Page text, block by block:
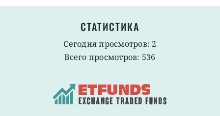
СТАТИСТИКА
Сегодня просмотров: 2
Всего просмотров: 536